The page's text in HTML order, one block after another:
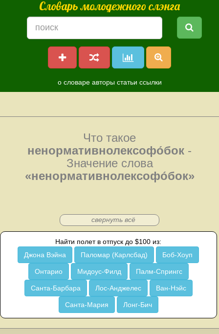
Словарь молодежного слэнга
о словаре авторы статьи ссылки
Что такое
ненормативнолексофо́бок -
Значение слова
«ненормативнолексофо́бок»
свернуть всё
Найти полет в отпуск до $100 из:
Джона Вэйна
Паломар (Карлсбад) Боб-Хоуп
Онтарио Мидоус-Филд Палм-Спрингс
Санта-Барбара Лос-Анджелес Ван-Нэйс
Санта-Мария Лонг-Бич